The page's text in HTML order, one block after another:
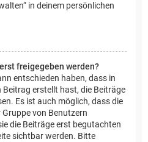
in deinem persönlichen
freigegeben werden?
entschieden haben, dass in
Beitrag erstellt hast, die Beiträge
Es ist auch möglich, dass die
von Benutzern
die Beiträge erst begutachten
sichtbar werden. Bitte